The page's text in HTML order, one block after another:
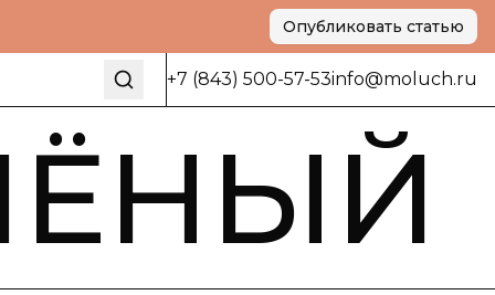
Опубликовать статью
+7 (843) 500-57-53info@moluch.ru